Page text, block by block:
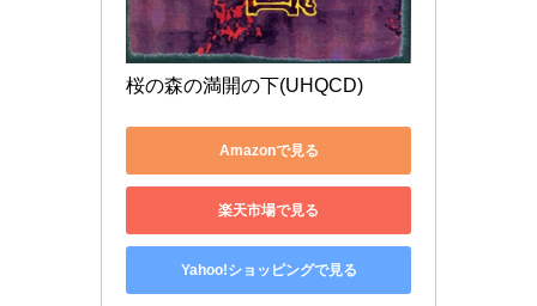
桜の森の満開の下(UHQCD)
Amazonで見る
楽天市場で見る
Yahoo!ショッピングで見る